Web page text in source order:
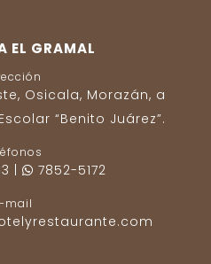
EL GRAMAL
Osicala, Morazán, a
“Benito Juárez”.
7852-5172
mail